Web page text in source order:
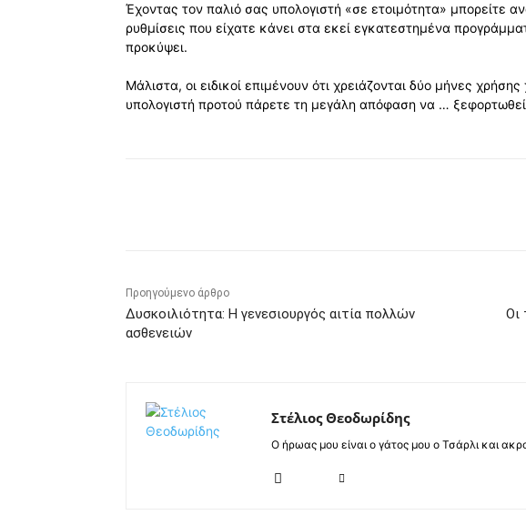
Έχοντας τον παλιό σας υπολογιστή «σε ετοιμότητα» μπορείτε
ρυθμίσεις που είχατε κάνει στα εκεί εγκατεστημένα
προκύψει.
Μάλιστα, οι ειδικοί επιμένουν ότι χρειάζονται δύο μήνες
υπολογιστή προτού πάρετε τη μεγάλη απόφαση να …
Προηγούμενο άρθρο
Δυσκοιλιότητα: Η γενεσιουργός αιτία πολλών
ασθενειών
Οι
Στέλιος Θεοδωρίδης
Ο ήρωας μου είναι ο γάτος μου ο Τσάρλι και